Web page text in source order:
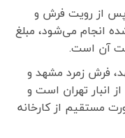
از رویت فرش و
انجام می‌شود، مبلغ
فرش زمرد مشهد و
تهران است و
مستقیم از کارخانه